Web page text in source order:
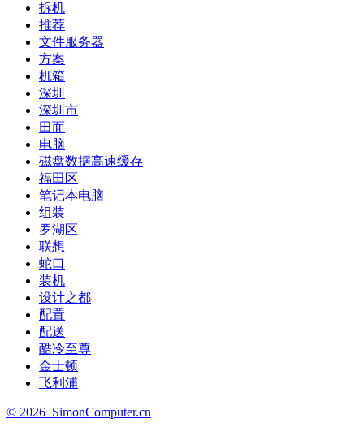
拆机
推荐
文件服务器
方案
机箱
深圳
深圳市
田面
电脑
磁盘数据高速缓存
福田区
笔记本电脑
组装
罗湖区
联想
蛇口
装机
设计之都
配置
配送
酷冷至尊
金士顿
飞利浦
© 2026 SimonComputer.cn